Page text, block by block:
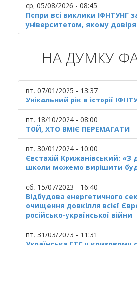
ср, 05/08/2026 - 08:45
Попри всі виклики ІФНТУНГ
університетом, якому
НА ДУМКУ
вт, 07/01/2025 - 13:37
Унікальний рік в історії
пт, 18/10/2024 - 08:00
ТОЙ, ХТО ВМІЄ ПЕРЕМАГАТИ
вт, 30/01/2024 - 10:00
Євстахій Крижанівський:
школи можемо вирішити
сб, 15/07/2023 - 16:40
Відбудова енергетичного
очищення довкілля всієї
російсько-української війни
пт, 31/03/2023 - 11:31
Українська ГТС у кризовому